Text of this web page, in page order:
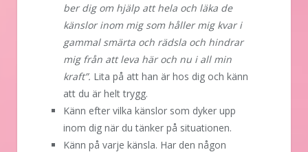
ber dig om hjälp att hela och läka de
känslor inom mig som håller mig kvar i
gammal smärta och rädsla och hindrar
mig från att leva här och nu i all min
kraft”. Lita på att han är hos dig och känn
att du är helt trygg.
Känn efter vilka känslor som dyker upp
inom dig när du tänker på situationen.
Känn på varje känsla. Har den någon